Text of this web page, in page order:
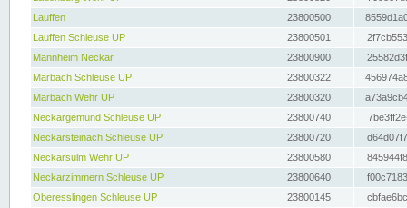
Lauffen
23800500
Lauffen Schleuse UP
23800501
Mannheim Neckar
23800900
Marbach Schleuse UP
23800322
Marbach Wehr UP
23800320
Neckargemünd Schleuse UP
23800740
Neckarsteinach Schleuse UP
23800720
Neckarsulm Wehr UP
23800580
Neckarzimmern Schleuse UP
23800640
Oberesslingen Schleuse UP
23800145